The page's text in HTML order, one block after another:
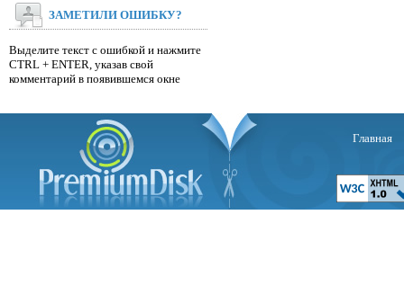
ЗАМЕТИЛИ ОШИБКУ?
Выделите текст с ошибкой и нажмите
CTRL + ENTER, указав свой
комментарий в появившемся окне
Главная